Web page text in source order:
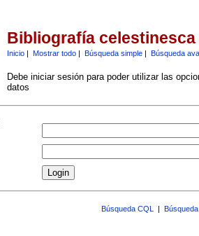
Bibliografía celestinesca
Inicio| Mostrar todo| Búsqueda simple| Búsqueda
Debe iniciar sesión para poder utilizar las
datos
Búsqueda CQL |